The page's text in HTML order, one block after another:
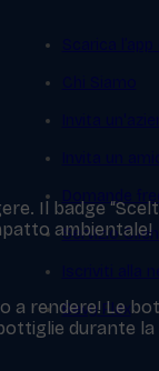
Il badge
ambientale!
a rendere! Le
durante
Servizio
Bevy Flex